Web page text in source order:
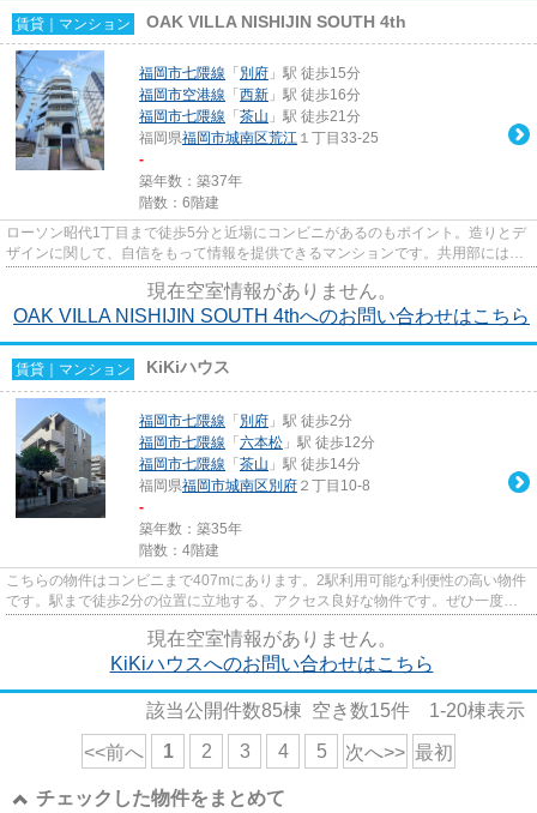
賃貸｜マンション OAK VILLA NISHIJIN SOUTH 4th
福岡市七隈線 「 別府 」駅 徒歩15分
福岡市空港線 「 西新 」駅 徒歩16分
福岡市七隈線 「 茶山 」駅 徒歩21分
福岡県福岡市城南区荒江 １丁目33-25
-
築年数：築37年
階数：6階建
ローソン昭代1丁目まで徒歩5分と近場にコンビニがあるのもポイント。造りとデ
ザインに関して、自信をもって情報を提供できるマンションです。共用部にはエ
現在空室情報がありません。
OAK VILLA NISHIJIN SOUTH 4thへのお問い合わせはこちら
賃貸｜マンション KiKiハウス
福岡市七隈線 「 別府 」駅 徒歩2分
福岡市七隈線 「 六本松 」駅 徒歩12分
福岡市七隈線 「 茶山 」駅 徒歩14分
福岡県福岡市城南区別府 ２丁目10-8
-
築年数：築35年
階数：4階建
こちらの物件はコンビニまで407mにあります。2駅利用可能な利便性の高い物件
です。駅まで徒歩2分の位置に立地する、アクセス良好な物件です。ぜひ一度見
現在空室情報がありません。
KiKiハウスへのお問い合わせはこちら
該当公開件数85棟 空き数15件 1-20棟表示
<<前へ 1 2 3 4 5 次へ>> 最初
チェックした物件をまとめて